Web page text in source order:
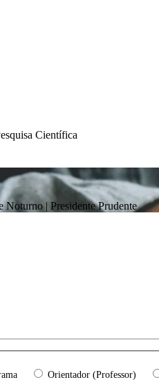
Científica
Noturno| Presidente Prudente
Orientador (Professor)